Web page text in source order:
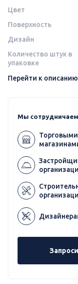
Цвет
Поверхность
Дизайн
Количество штук в
упаковке
Перейти к описанию
Мы сотрудничаем